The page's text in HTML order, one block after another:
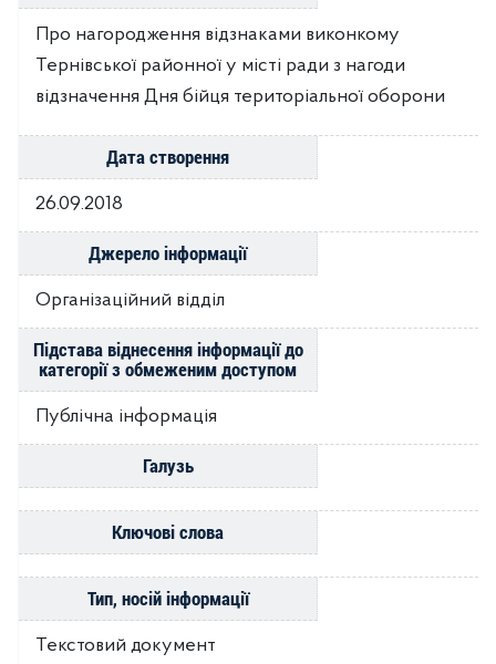
Про нагородження відзнаками виконкому
Тернівської районної у місті ради з нагоди
відзначення Дня бійця територіальної оборони
Дата створення
26.09.2018
Джерело інформації
Організаційний відділ
Підстава віднесення інформації до
категорії з обмеженим доступом
Публічна інформація
Галузь
Ключові слова
Тип, носій інформації
Текстовий документ